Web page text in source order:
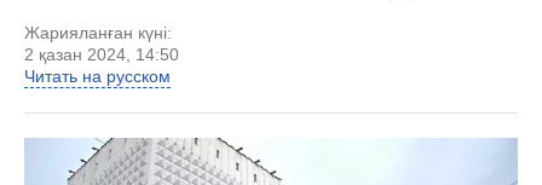
Жарияланған күні:
2 қазан 2024, 14:50
Читать на русском